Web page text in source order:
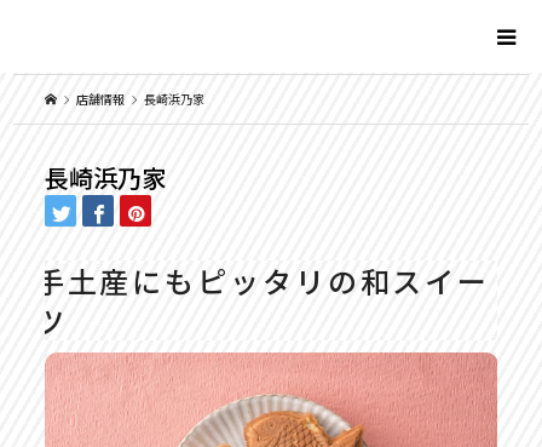
店舗情報 長崎浜乃家
長崎浜乃家
手土産にもピッタリの和スイー
ツ